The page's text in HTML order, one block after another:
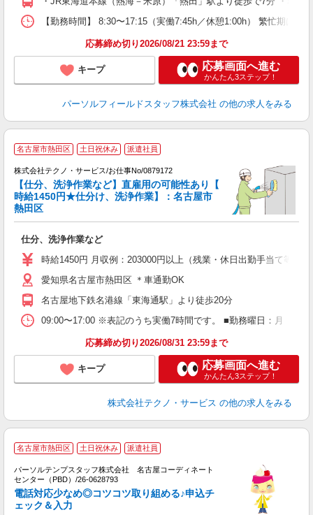
【勤務時間】 8:30〜17:15（実働7:45h／休憩1:00h） 繁忙期は
応募締め切り2026/08/21 23:59まで
キープ 応募画面へ進む
かんたん3ステップ！
パーソルフィールドスタッフ株式会社 の他の求人をみる
名古屋市熱田区 土日祝休み 派遣社員
株式会社テクノ・サービス/お仕事No/0879172
【仕分、洗浄作業など】直雇用の可能性あり【
時給1450円★仕分け、洗浄作業】：名古屋市
熱田区
仕分、洗浄作業など
時給1450円 月収例：203000円以上（残業・休日出勤手当て等が
愛知県名古屋市熱田区 ＊車通勤OK
名古屋地下鉄名港線「東海通駅」より徒歩20分
09:00〜17:00 ※表記のうち実働7時間です。 ■勤務曜日：月
応募締め切り2026/08/31 23:59まで
キープ 応募画面へ進む
かんたん3ステップ！
株式会社テクノ・サービス の他の求人をみる
名古屋市熱田区 土日祝休み 派遣社員
パーソルテンプスタッフ株式会社 名古屋コーディネート
センター（PBD）/26-0628793
電話対応少なめ◎コツコツ取り組める♪申込チ
ェック＆入力